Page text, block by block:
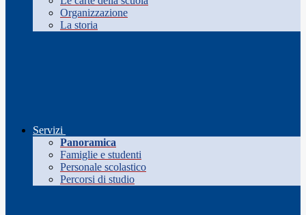
Organizzazione
La storia
Servizi
Panoramica
Famiglie e studenti
Personale scolastico
Percorsi di studio